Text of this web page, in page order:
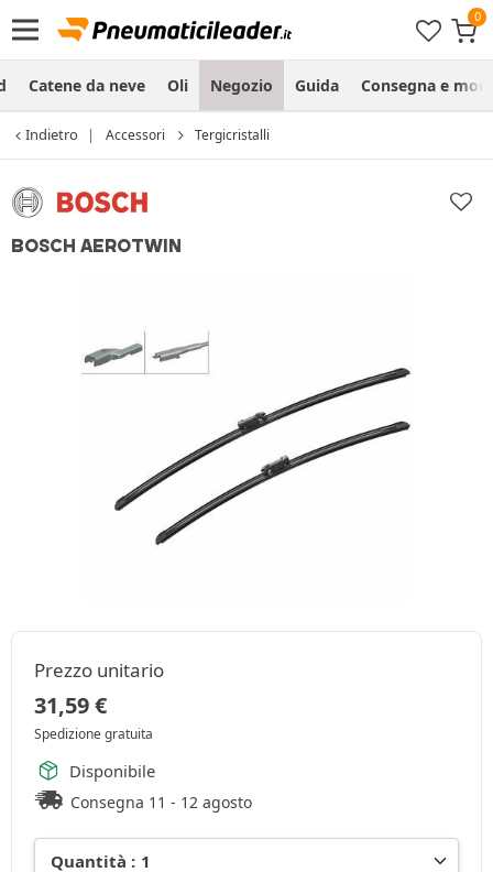
Catene da neve Oli Negozio Guida Consegna e
Indietro Accessori Tergicristalli
BOSCH AEROTWIN
Prezzo unitario
31,59€
Spedizione gratuita
Disponibile
Consegna 11 - 12 agosto